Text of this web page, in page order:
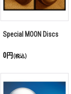
Special MOON Discs
0円 (税込)